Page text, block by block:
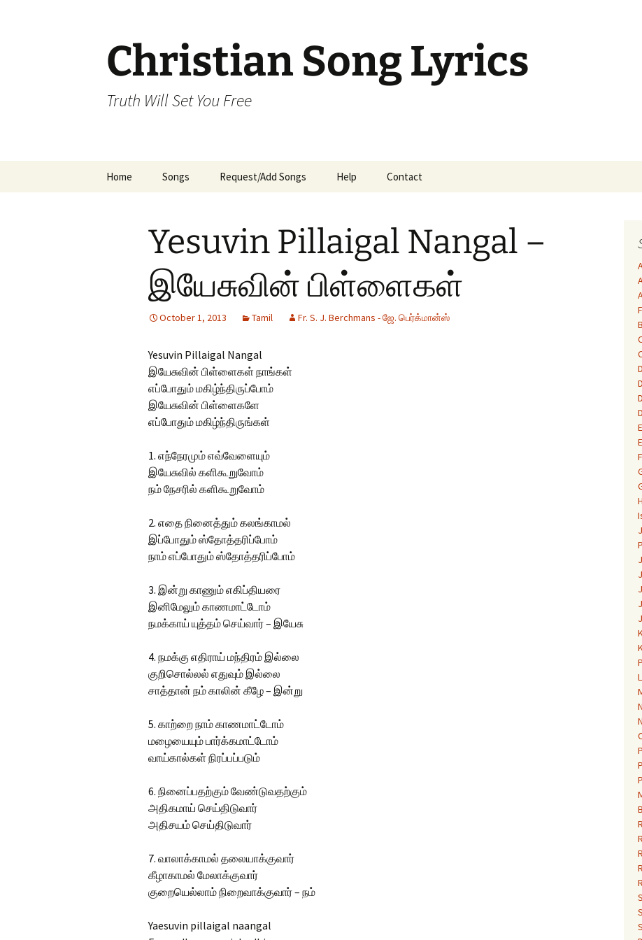
Christian Song Lyrics
Truth Will Set You Free
Home Songs
Malayalam Songs
Kannada Songs
Telugu Songs
English Songs
Request/Add Songs Help Contact
Yesuvin Pillaigal Nangal –
இயேசுவின் பிள்ளைகள்
October 1, 2013 Tamil Fr. S. J. Berchmans - ஜே. பெர்க்மான்ஸ்
Yesuvin Pillaigal Nangal
இயேசுவின் பிள்ளைகள் நாங்கள்
எப்போதும் மகிழ்ந்திருப்போம்
இயேசுவின் பிள்ளைகளே
எப்போதும் மகிழ்ந்திருங்கள்
1. எந்நேரமும் எவ்வேளையும்
இயேசுவில் களிகூறுவோம்
நம் நேசரில் களிகூறுவோம்
2. எதை நினைத்தும் கலங்காமல்
இப்போதும் ஸ்தோத்தரிப்போம்
நாம் எப்போதும் ஸ்தோத்தரிப்போம்
3. இன்று காணும் எகிப்தியரை
இனிமேலும் காணமாட்டோம்
நமக்காய் யுத்தம் செய்வார் – இயேசு
4. நமக்கு எதிராய் மந்திரம் இல்லை
குறிசொல்லல் எதுவும் இல்லை
சாத்தான் நம் காலின் கீழே – இன்று
5. காற்றை நாம் காணமாட்டோம்
மழையையும் பார்க்கமாட்டோம்
வாய்கால்கள் நிரப்பப்படும்
6. நினைப்பதற்கும் வேண்டுவதற்கும்
அதிகமாய் செய்திடுவார்
அதிசயம் செய்திடுவார்
7. வாலாக்காமல் தலையாக்குவார்
கீழாகாமல் மேலாக்குவார்
குறையெல்லாம் நிறைவாக்குவார் – நம்
Yaesuvin pillaigal naangal